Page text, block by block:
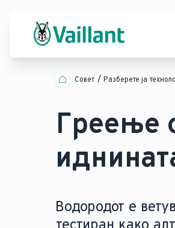
Совет Разберете ја
Греење
Водородот е
тестиран како